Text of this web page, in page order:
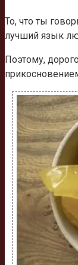
То, что ты
лучший язык
Поэтому,